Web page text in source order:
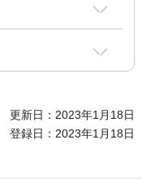
更新日：2023年1月18日
登録日：2023年1月18日